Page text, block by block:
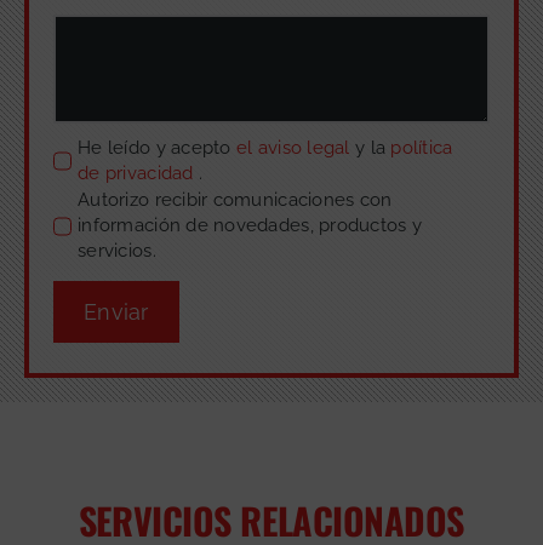
He leído y acepto el aviso legaly la política
de privacidad .
Autorizo recibir comunicaciones con
información de novedades, productos y
servicios.
Enviar
SERVICIOS RELACIONADOS